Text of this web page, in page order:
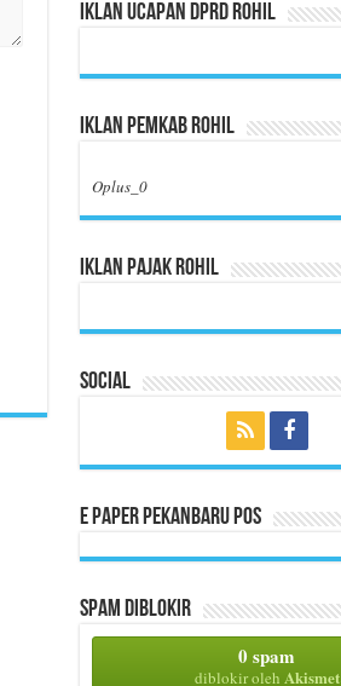
Iklan Ucapan DPRD Rohil
Iklan Pemkab Rohil
Oplus_0
Iklan Pajak Rohil
Social
E Paper Pekanbaru Pos
Spam Diblokir
0 spam
diblokir oleh Akismet